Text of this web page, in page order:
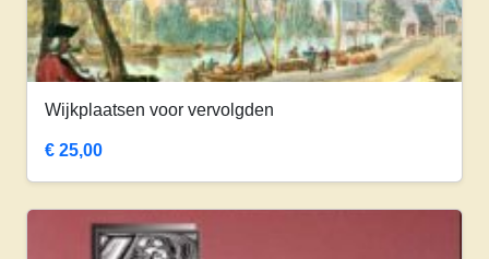
Wijkplaatsen voor vervolgden
€ 25,00